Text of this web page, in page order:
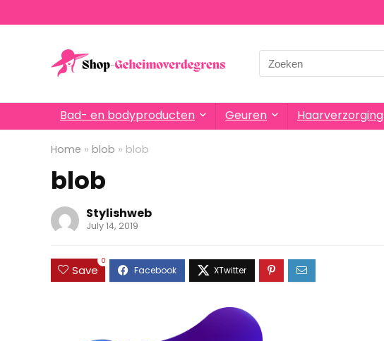
Search
for:
Bad- en bodyproducten Geuren Haarverzorging
Home » blob » blob
blob
Stylishweb
July 14, 2019
Save
0